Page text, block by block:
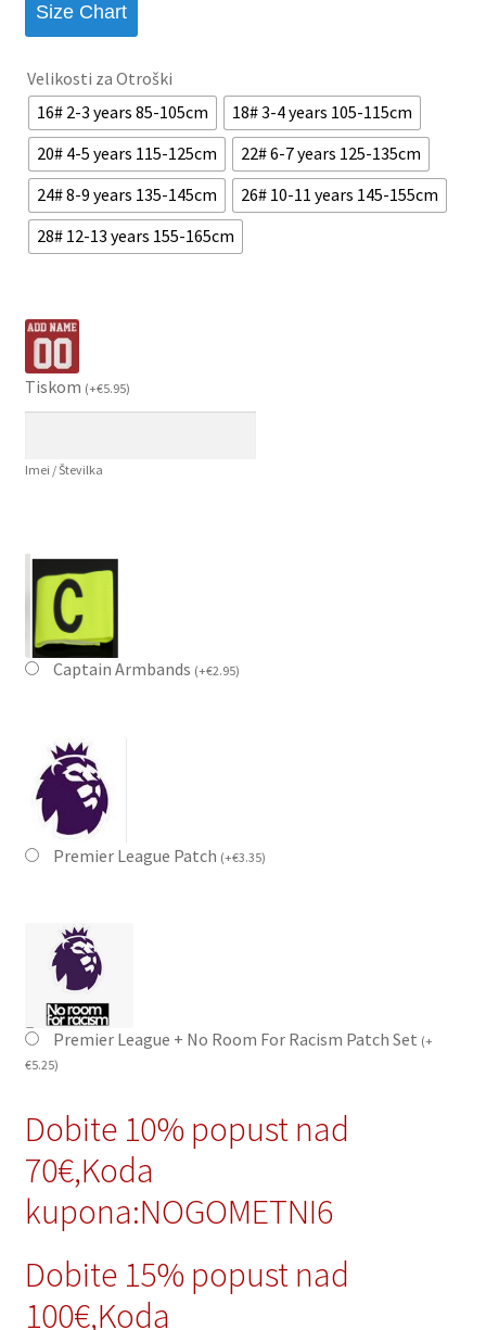
Size Chart
Velikosti za Otroški
16# 2-3 years 85-105cm
18# 3-4 years 105-115cm
20# 4-5 years 115-125cm
22# 6-7 years 125-135cm
24# 8-9 years 135-145cm
26# 10-11 years 145-155cm
28# 12-13 years 155-165cm
Tiskom (+€5.95)
Imei / Številka
Captain Armbands (+€2.95)
Premier League Patch (+€3.35)
Premier League + No Room For Racism Patch Set (+
€5.25)
Dobite 10% popust nad
70€,Koda
kupona:NOGOMETNI6
Dobite 15% popust nad
100€,Koda